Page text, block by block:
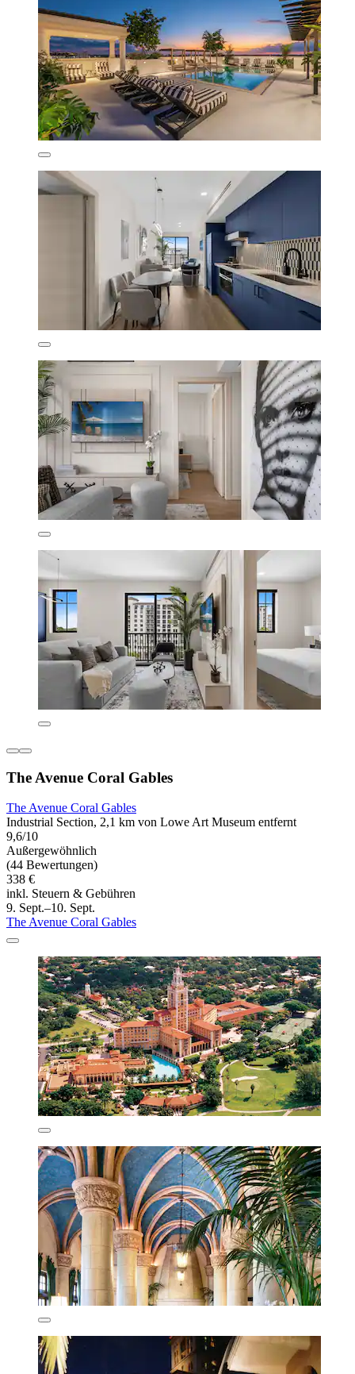
The Avenue Coral Gables
The Avenue Coral Gables
Industrial Section, 2,1 km von Lowe Art Museum entfernt
9,6/10
Außergewöhnlich
(44 Bewertungen)
338 €
inkl. Steuern & Gebühren
9. Sept.–10. Sept.
The Avenue Coral Gables